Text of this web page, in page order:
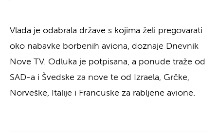
Vlada je odabrala države s kojima želi pregovarati
oko nabavke borbenih aviona, doznaje Dnevnik
Nove TV. Odluka je potpisana, a ponude traže od
SAD-a i Švedske za nove te od Izraela, Grčke,
Norveške, Italije i Francuske za rabljene avione.